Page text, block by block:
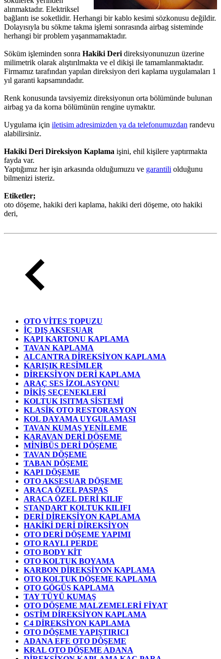
alınmaktadır. Elektriksel
bağlantı ise soketlidir. Herhangi bir kablo kesimi sözkonusu değildir.
Dolayısıyla bu sökme takma işlemi sonrasında airbag sisteminde
herhangi bir problem yaşanmamaktadır.
Söküm işleminden sonra Hakiki Deri direksiyonunuzun üzerine
milimetrik olarak alıştırılmakta ve el dikişi ile tamamlanmaktadır.
Firmamız tarafından yapılan direksiyon deri kaplama uygulamaları 1
yıl garanti kapsamındadır.
Renk konusunda tavsiyemiz direksiyonun orta bölümünde bulunan
airbag ya da korna bölümünün rengine uymaktır.
Uygulama için iletisim adresimizden ya da telefonumuzdan randevu
alabilirsiniz.
Hakiki Deri Direksiyon Kaplama işini, ehil kişilere yaptırmakta
fayda var.
Yaptığımız her işin arkasında olduğumuzu ve garantili olduğunu
bilmenizi isteriz.
Etiketler;
oto döşeme, hakiki deri kaplama, hakiki deri döşeme, oto hakiki
deri,
OTO VİTES TOPUZU
İÇ DIŞ AKSESUAR
KAPI KARTONU KAPLAMA
TAVAN KAPLAMA
ALCANTRA DİREKSİYON KAPLAMA
KARIŞIK RESİMLER
DİREKSİYON DERİ KAPLAMA
ARAÇ SES İZOLASYONU
DİKİŞ SEÇENEKLERİ
KOLTUK ISITMA SİSTEMİ
KLASİK OTO RESTORASYON
KOL DAYAMA UYGULAMASI
TAVAN KUMAŞ YENİLEME
KARAVAN DERİ DÖŞEME
MİNİBÜS DERİ DÖŞEME
TAVAN DÖŞEME
TABAN DÖŞEME
KAPI DÖŞEME
OTO AKSESUAR DÖŞEME
ARACA ÖZEL PASPAS
ARACA ÖZEL DERİ KILIF
STANDART KOLTUK KILIFI
DERİ DİREKSİYON KAPLAMA
HAKİKİ DERİ DİREKSİYON
OTO DERİ DÖŞEME YAPIMI
OTO RAYLI PERDE
OTO BODY KİT
OTO KOLTUK BOYAMA
KARBON DİREKSİYON KAPLAMA
OTO KOLTUK DÖŞEME KAPLAMA
OTO GÖGÜS KAPLAMA
TAY TÜYÜ KUMAŞ
OTO DÖŞEME MALZEMELERİ FİYAT
OSTİM DİREKSİYON KAPLAMA
C4 DİREKSİYON KAPLAMA
OTO DÖŞEME YAPIŞTIRICI
ADANA EFE OTO DÖŞEME
KRAL OTO DÖŞEME ADANA